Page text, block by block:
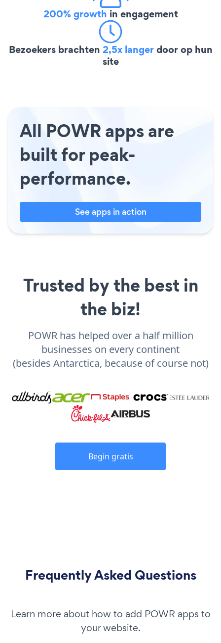
200% growth in engagement
Bezoekers brachten 2,5x langerdoor op hun
site
All POWR apps are
built for peak-
performance.
See apps in action
Trusted by the best in
the biz!
POWR has helped over a half million
businesses on every continent
(besides Antarctica, because of course not)
Begin gratis
Frequently Asked Questions
Learn more about how to add POWR apps to
your website.